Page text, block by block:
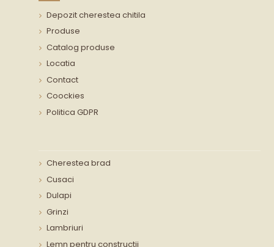
Depozit cherestea chitila
Produse
Catalog produse
Locatia
Contact
Coockies
Politica GDPR
Cherestea brad
Cusaci
Dulapi
Grinzi
Lambriuri
Lemn pentru constructii